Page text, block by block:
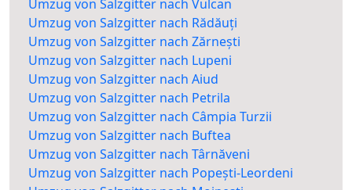
Umzug von Salzgitter nach Vulcan
Umzug von Salzgitter nach Rădăuți
Umzug von Salzgitter nach Zărnești
Umzug von Salzgitter nach Lupeni
Umzug von Salzgitter nach Aiud
Umzug von Salzgitter nach Petrila
Umzug von Salzgitter nach Câmpia Turzii
Umzug von Salzgitter nach Buftea
Umzug von Salzgitter nach Târnăveni
Umzug von Salzgitter nach Popești-Leordeni